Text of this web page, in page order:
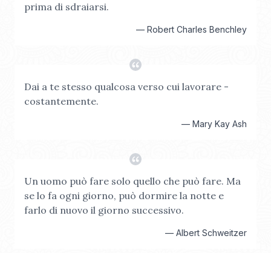
prima di sdraiarsi.
— Robert Charles Benchley
Dai a te stesso qualcosa verso cui lavorare -
costantemente.
— Mary Kay Ash
Un uomo può fare solo quello che può fare. Ma
se lo fa ogni giorno, può dormire la notte e
farlo di nuovo il giorno successivo.
— Albert Schweitzer